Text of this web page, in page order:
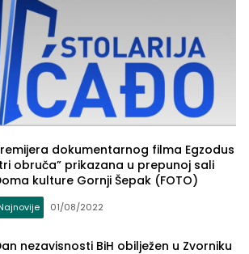
dokumentarnog filma Egzodus
obruča” prikazana u prepunoj sali
kulture Gornji Šepak (FOTO)
01/08/2022
nezavisnosti BiH obilježen u Zvorniku